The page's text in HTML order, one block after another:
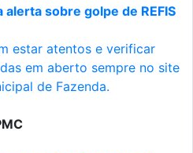
sobre golpe de REFIS
estar atentos e verificar
em aberto sempre no site
de Fazenda.